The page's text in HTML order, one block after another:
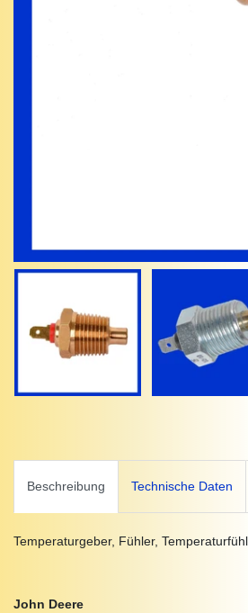
Beschreibung Technische Daten
Temperaturgeber, Fühler,
John Deere